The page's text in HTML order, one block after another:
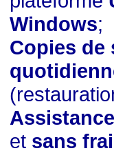
Windows;
Copies de
et sans